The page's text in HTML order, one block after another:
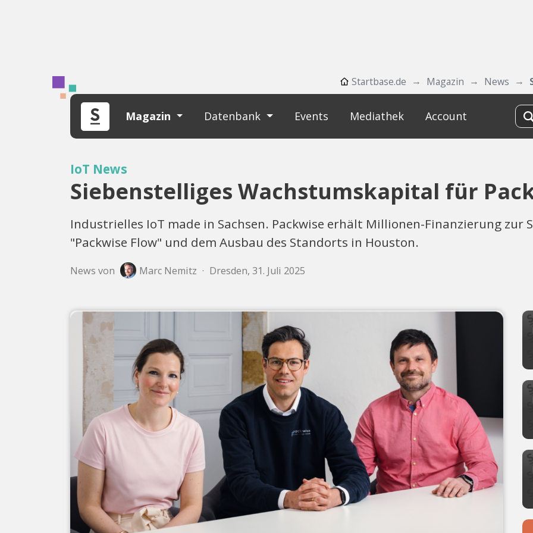
Startbase.de Magazin News
Magazin Datenbank Events Mediathek Account
IoT News
Siebenstelliges Wachstumskapital für
Industrielles IoT made in Sachsen. Packwise erhält Millionen-Finanzierung zur
"Packwise Flow" und dem Ausbau des Standorts in Houston.
News von Marc Nemitz · Dresden, 31. Juli 2025